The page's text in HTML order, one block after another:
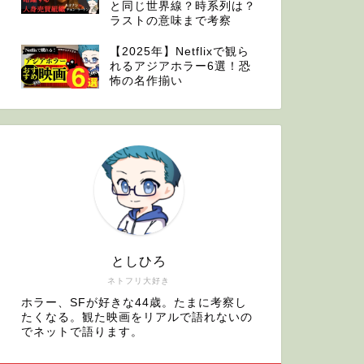
と同じ世界線？時系列は？
ラストの意味まで考察
【2025年】Netflixで観ら
れるアジアホラー6選！恐
怖の名作揃い
ネトフリ大好き
としひろ
ホラー、SFが好きな44歳。たまに考察し
たくなる。観た映画をリアルで語れないの
でネットで語ります。